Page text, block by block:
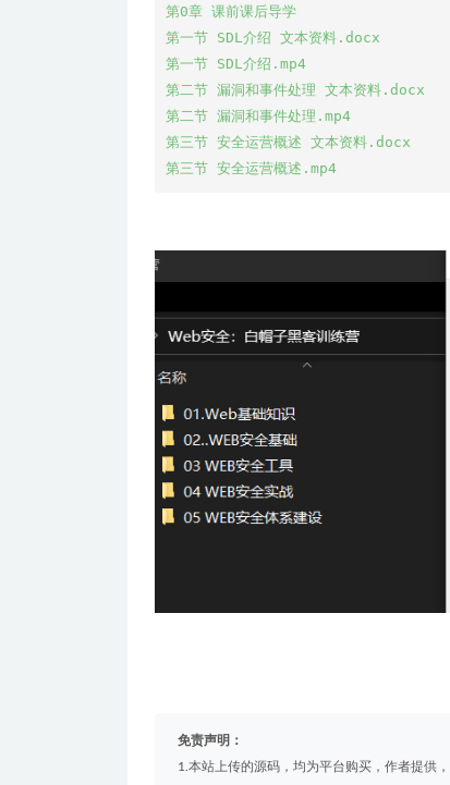
第0章 课前课后导学
第一节 SDL介绍 文本资料.docx
第一节 SDL介绍.mp4
第二节 漏洞和事件处理 文本资料.docx
第二节 漏洞和事件处理.mp4
第三节 安全运营概述 文本资料.docx
第三节 安全运营概述.mp4
免责声明：
1.本站上传的源码，均为平台购买，作者提供